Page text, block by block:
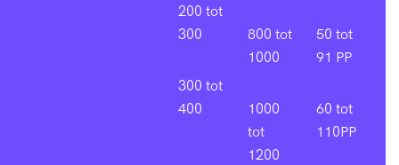
200 tot
300
300 tot
400
800 tot
1000
1000
tot
1200
50 tot
91 PP
60 tot
110PP